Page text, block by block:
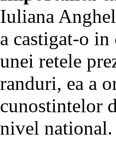
Iuliana
a castigat-o in
unei retele
randuri, ea a
cunostintelor
nivel national.